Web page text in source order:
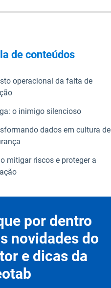
de conteúdos
operacional da falta de
o inimigo silencioso
dados em cultura de
mitigar riscos e proteger a
por dentro
novidades do
e dicas da